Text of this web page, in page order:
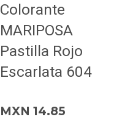
Colorante
MARIPOSA
Pastilla Rojo
Escarlata 604
MXN 14.85